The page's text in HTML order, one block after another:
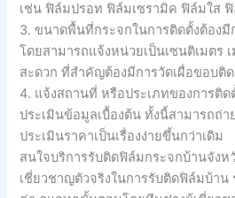
เช่น ฟิล์มปรอท ฟิล์มเซรามิค ฟิล์มใส
3. ขนาดพื้นที่กระจกในการติดตั้งต้องมี
โดยสามารถแจ้งหน่วยเป็นเซนติเมตร
สะดวก ที่สำคัญต้องมีการวัดเผื่อขอบติ
4. แจ้งสถานที่ หรือประเภทของการติด
ประเมินข้อมูลเบื้องต้น ทั้งนี้สามารถถ่า
ประเมินราคาเป็นเรื่องง่ายขึ้นกว่าเดิม
สนใจบริการรับติดฟิล์มกระจกบ้านจังห
เชี่ยวชาญตัวจริงในการรับติดฟิล์มบ้า